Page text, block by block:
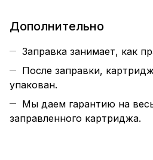
Дополнительно
Заправка занимает, как
После заправки,
упакован.
Мы даем гарантию на
заправленного картриджа.